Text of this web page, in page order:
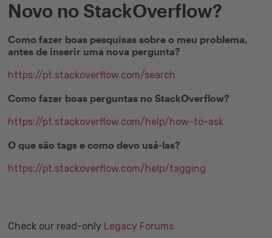
Novo no StackOverflow?
Como fazer boas pesquisas sobre o meu problema,
antes de inserir uma nova pergunta?
https://pt.stackoverflow.com/search
Como fazer boas perguntas no StackOverflow?
https://pt.stackoverflow.com/help/how-to-ask
O que são tags e como devo usá-las?
https://pt.stackoverflow.com/help/tagging
Check our read-only Legacy Forums